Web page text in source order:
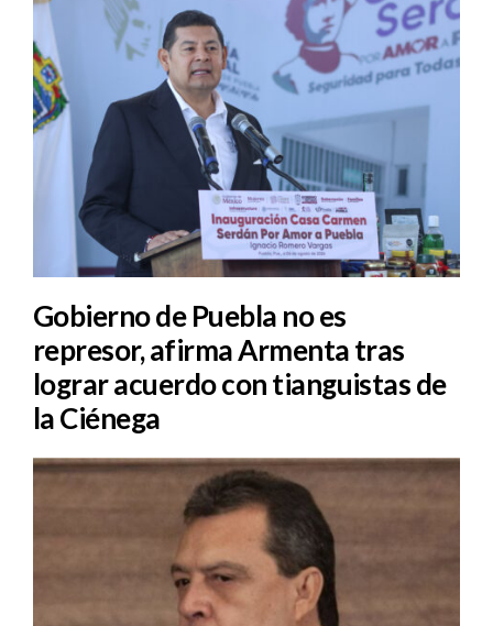
Gobierno de Puebla no es
represor, afirma Armenta tras
lograr acuerdo con tianguistas de
la Ciénega